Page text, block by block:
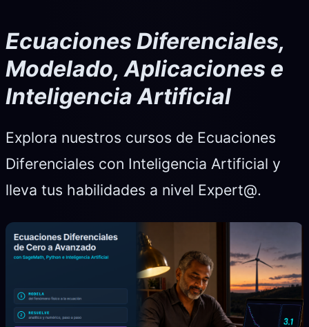
Ecuaciones Diferenciales,
Modelado, Aplicaciones e
Inteligencia Artificial
Explora nuestros cursos de Ecuaciones
Diferenciales con Inteligencia Artificial y
lleva tus habilidades a nivel Expert@.